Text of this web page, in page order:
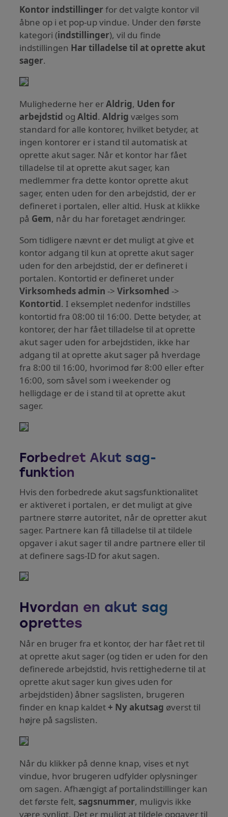
Kontor indstillingerfor det valgte kontor vil
åbne op i et pop-up vindue. Under den første
kategori (indstillinger), vil du finde
indstillingen Har tilladelse til at oprette akut
sager.
Mulighederne her erAldrig, Uden for
arbejdstid ogAltid.Aldrig vælges som
standard for alle kontorer, hvilket betyder, at
ingen kontorer er i stand til automatisk at
oprette akut sager. Når et kontor har fået
tilladelse til at oprette akut sager, kan
medlemmer fra dette kontor oprette akut
sager, enten uden for den arbejdstid, der er
defineret i portalen, eller altid. Husk at klikke
på Gem, når du har foretaget ændringer.
Som tidligere nævnt er det muligt at give et
kontor adgang til kun at oprette akut sager
uden for den arbejdstid, der er defineret i
portalen. Kontortid er defineret under
Virksomheds admin ->Virksomhed ->
Kontortid. I eksemplet nedenfor indstilles
kontortid fra 08:00 til 16:00. Dette betyder, at
kontorer, der har fået tilladelse til at oprette
akut sager uden for arbejdstiden, ikke har
adgang til at oprette akut sager på hverdage
fra 8:00 til 16:00, hvorimod før 8:00 eller efter
16:00, som såvel som i weekender og
helligdage er de i stand til at oprette akut
sager.
Forbedret Akut sag-
funktion
Hvis den forbedrede akut sagsfunktionalitet
er aktiveret i portalen, er det muligt at give
partnere større autoritet, når de opretter akut
sager. Partnere kan få tilladelse til at tildele
opgaver i akut sager til andre partnere eller til
at definere sags-ID for akut sagen.
Hvordan en akut sag
oprettes
Når en bruger fra et kontor, der har fået ret til
at oprette akut sager (og tiden er uden for den
definerede arbejdstid, hvis rettighederne til at
oprette akut sager kun gives uden for
arbejdstiden) åbner sagslisten, brugeren
finder en knap kaldet + Ny akutsag øverst til
højre på sagslisten.
Når du klikker på denne knap, vises et nyt
vindue, hvor brugeren udfylder oplysninger
om sagen. Afhængigt af portalindstillinger kan
det første felt, sagsnummer, muligvis ikke
være synligt. Det er muligt at tildele opgaver til